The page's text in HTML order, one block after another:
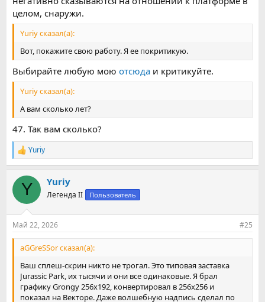
целом, снаружи.
Yuriy сказал(а):
Вот, покажите свою работу. Я ее покритикую.
Выбирайте любую моюотсюда и критикуйте.
Yuriy сказал(а):
А вам сколько лет?
47. Так вам сколько?
Р
е
к
и
Yuriy
Y Yuriy
Легенда II Пользователь
Май 22, 2026 #25
aGGreSSor сказал(а):
Ваш сплеш-скрин никто не трогал. Это типовая заставка
Jurassic Park, их тысячи и они все одинаковые. Я брал
графику Grongy 256x192, конвертировал в 256x256 и
показал на Векторе. Даже волшебную надпись сделал по